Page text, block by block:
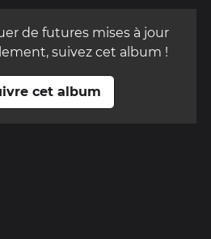
de futures mises à jour
suivez cet album !
cet album